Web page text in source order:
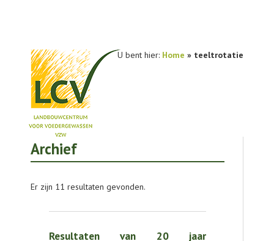
U bent hier: Home » teeltrotatie
NIEUWS
Archief
Er zijn 11 resultaten gevonden.
Resultaten van 20 jaar